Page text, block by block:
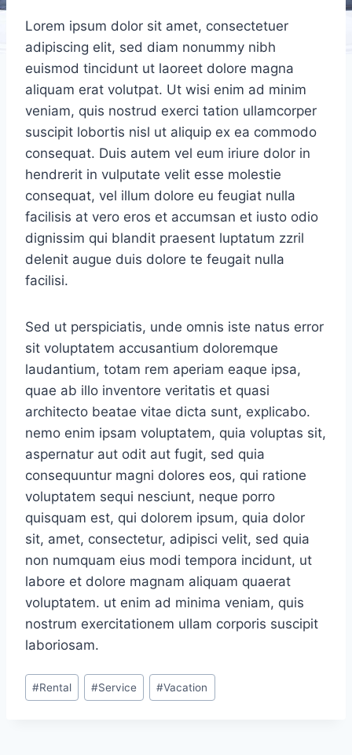
Lorem ipsum dolor sit amet, consectetuer
adipiscing elit, sed diam nonummy nibh
euismod tincidunt ut laoreet dolore magna
aliquam erat volutpat. Ut wisi enim ad minim
veniam, quis nostrud exerci tation ullamcorper
suscipit lobortis nisl ut aliquip ex ea commodo
consequat. Duis autem vel eum iriure dolor in
hendrerit in vulputate velit esse molestie
consequat, vel illum dolore eu feugiat nulla
facilisis at vero eros et accumsan et iusto odio
dignissim qui blandit praesent luptatum zzril
delenit augue duis dolore te feugait nulla
facilisi.
Sed ut perspiciatis, unde omnis iste natus error
sit voluptatem accusantium doloremque
laudantium, totam rem aperiam eaque ipsa,
quae ab illo inventore veritatis et quasi
architecto beatae vitae dicta sunt, explicabo.
nemo enim ipsam voluptatem, quia voluptas sit,
aspernatur aut odit aut fugit, sed quia
consequuntur magni dolores eos, qui ratione
voluptatem sequi nesciunt, neque porro
quisquam est, qui dolorem ipsum, quia dolor
sit, amet, consectetur, adipisci velit, sed quia
non numquam eius modi tempora incidunt, ut
labore et dolore magnam aliquam quaerat
voluptatem. ut enim ad minima veniam, quis
nostrum exercitationem ullam corporis suscipit
laboriosam.
Post
Tags:
#Rental #Service #Vacation